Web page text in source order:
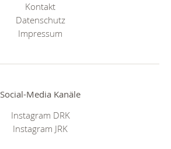
Kontakt
Datenschutz
Impressum
Social-Media Kanäle
Instagram DRK
Instagram JRK